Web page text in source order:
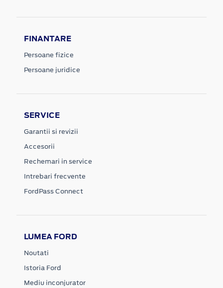
FINANTARE
Persoane fizice
Persoane juridice
SERVICE
Garantii si revizii
Accesorii
Rechemari in service
Intrebari frecvente
FordPass Connect
LUMEA FORD
Noutati
Istoria Ford
Mediu inconjurator